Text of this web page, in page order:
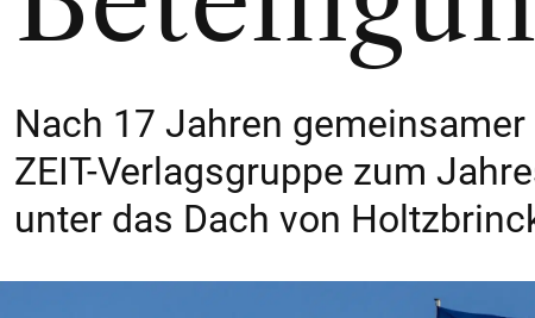
Nach 17 Jahren
ZEIT-Verlagsgruppe zum
unter das Dach von